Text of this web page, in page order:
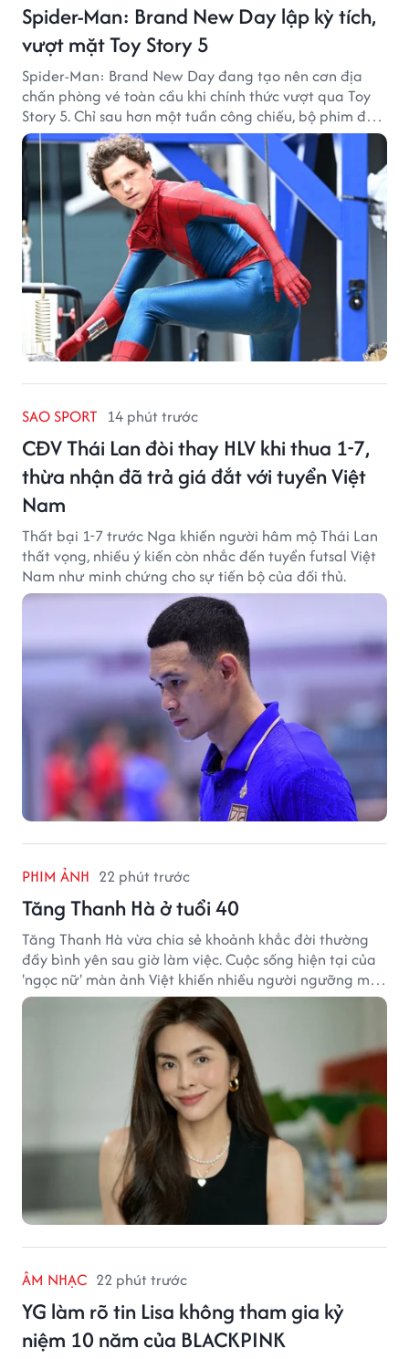
Spider-Man: Brand New Day lập kỳ tích,
vượt mặt Toy Story 5
Spider-Man: Brand New Day đang tạo nên cơn địa
chấn phòng vé toàn cầu khi chính thức vượt qua Toy
Story 5. Chỉ sau hơn một tuần công chiếu, bộ phim đã
thu về hơn 30.000 tỷ đồng và trở thành tác phẩm ăn
khách nhất năm 2026.
SAO SPORT 14 phút trước
CĐV Thái Lan đòi thay HLV khi thua 1-7,
thừa nhận đã trả giá đắt với tuyển Việt
Nam
Thất bại 1-7 trước Nga khiến người hâm mộ Thái Lan
thất vọng, nhiều ý kiến còn nhắc đến tuyển futsal Việt
Nam như minh chứng cho sự tiến bộ của đối thủ.
PHIM ẢNH 22 phút trước
Tăng Thanh Hà ở tuổi 40
Tăng Thanh Hà vừa chia sẻ khoảnh khắc đời thường
đầy bình yên sau giờ làm việc. Cuộc sống hiện tại của
'ngọc nữ' màn ảnh Việt khiến nhiều người ngưỡng mộ
sau hơn một thập kỷ rời xa ánh đèn sân khấu.
ÂM NHẠC 22 phút trước
YG làm rõ tin Lisa không tham gia kỷ
niệm 10 năm của BLACKPINK